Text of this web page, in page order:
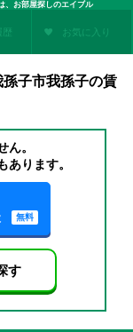
、お部屋探しのエイブル
歴 お気に入り
子市我孫子の賃
ん。
ります。
無料
す